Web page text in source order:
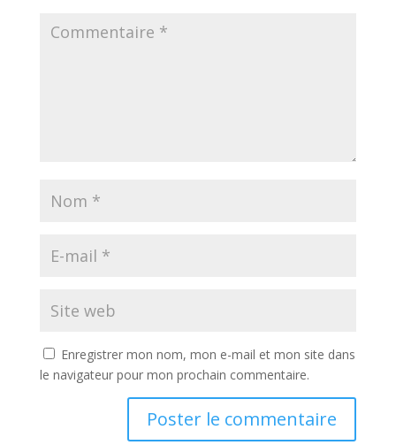
Enregistrer mon nom, mon e-mail et mon site dans
le navigateur pour mon prochain commentaire.